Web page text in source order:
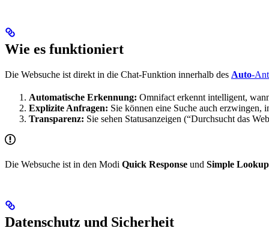
Wie es funktioniert
Die Websuche ist direkt in die Chat-Funktion innerhalb des Auto-
Automatische Erkennung: Omnifact erkennt intelligent,
Explizite Anfragen: Sie können eine Suche auch
Transparenz: Sie sehen Statusanzeigen (“Durchsucht das
Die Websuche ist in den Modi Quick Response und Simple Lookup
Datenschutz und Sicherheit